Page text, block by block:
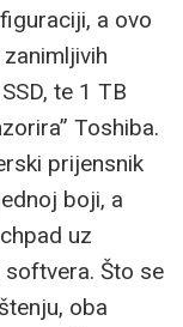
a ovo
te 1 TB
Toshiba.
prijensnik
boji, a
uz
Što se
oba